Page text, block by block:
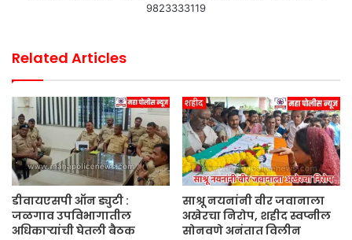
9823333119
Related Articles
डीवायएसपी ऑन ड्युटी :
जळगाव उपविभागातील
अधिकाऱ्यांची घेतली बैठक
साश्रू नयनांनी वीर जवानाला
अखेरचा निरोप, शहीद स्वप्नील
सोनवणे अनंतात विलीन